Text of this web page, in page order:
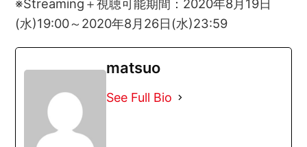
※Streaming＋視聴可能期間：2020年8月19日
(水)19:00～2020年8月26日(水)23:59
matsuo
See Full Bio